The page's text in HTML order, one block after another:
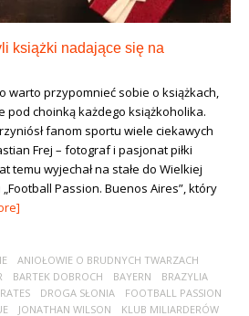
książki nadające się na
warto przypomnieć sobie o książkach,
pod choinką każdego książkoholika.
fanom sportu wiele ciekawych
Frej – fotograf i pasjonat piłki
temu wyjechał na stałe do Wielkiej
Passion. Buenos Aires”, który
ANIOŁOWIE O BRUDNYCH TWARZACH
BARTEK DOBROCH BAYERN
BRAZYLIA
DROGA SŁONIA
FOOTBALL PASSION
JONATHAN WILSON KLUB MILIARDERÓW